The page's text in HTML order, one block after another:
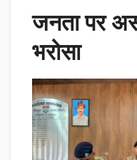
जनता पर
भरोसा